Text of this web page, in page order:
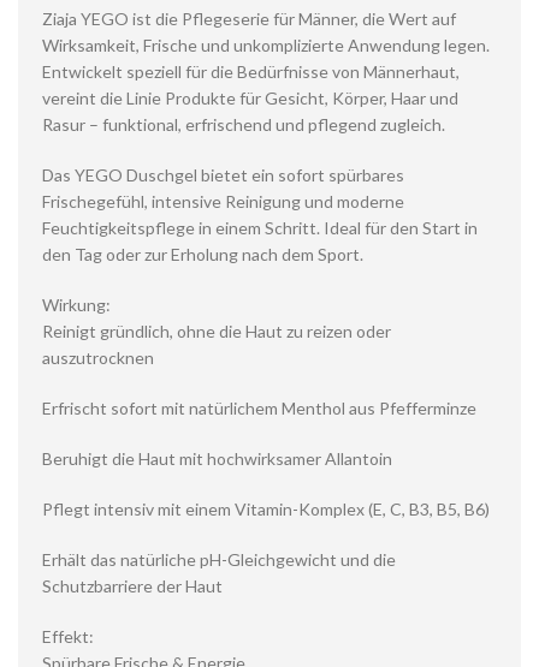
Ziaja YEGO ist die Pflegeserie für Männer, die Wert auf
Wirksamkeit, Frische und unkomplizierte Anwendung legen.
Entwickelt speziell für die Bedürfnisse von Männerhaut,
vereint die Linie Produkte für Gesicht, Körper, Haar und
Rasur – funktional, erfrischend und pflegend zugleich.
Das YEGO Duschgel bietet ein sofort spürbares
Frischegefühl, intensive Reinigung und moderne
Feuchtigkeitspflege in einem Schritt. Ideal für den Start in
den Tag oder zur Erholung nach dem Sport.
Wirkung:
Reinigt gründlich, ohne die Haut zu reizen oder
auszutrocknen
Erfrischt sofort mit natürlichem Menthol aus Pfefferminze
Beruhigt die Haut mit hochwirksamer Allantoin
Pflegt intensiv mit einem Vitamin-Komplex (E, C, B3, B5, B6)
Erhält das natürliche pH-Gleichgewicht und die
Schutzbarriere der Haut
Effekt: